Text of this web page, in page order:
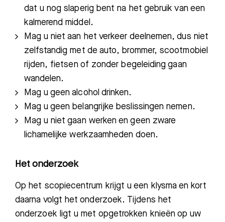
dat u nog slaperig bent na het gebruik van een
kalmerend middel.
Mag u niet aan het verkeer deelnemen, dus niet
zelfstandig met de auto, brommer, scootmobiel
rijden, fietsen of zonder begeleiding gaan
wandelen.
Mag u geen alcohol drinken.
Mag u geen belangrijke beslissingen nemen.
Mag u niet gaan werken en geen zware
lichamelijke werkzaamheden doen.
Het onderzoek
Op het scopiecentrum krijgt u een klysma en kort
daarna volgt het onderzoek. Tijdens het
onderzoek ligt u met opgetrokken knieën op uw